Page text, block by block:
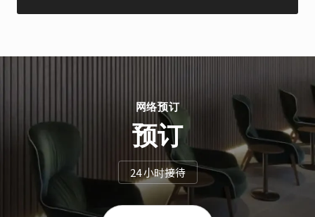
网络预订
预订
24 小时接待